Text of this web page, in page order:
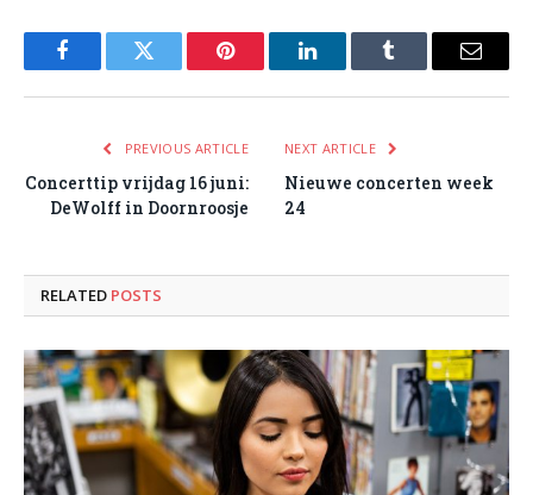
FacebookTwitter Pinterest LinkedInTumblr Email
PREVIOUS ARTICLE
Concerttip vrijdag 16 juni:
DeWolff in Doornroosje
NEXT ARTICLE
Nieuwe concerten week
24
RELATED POSTS